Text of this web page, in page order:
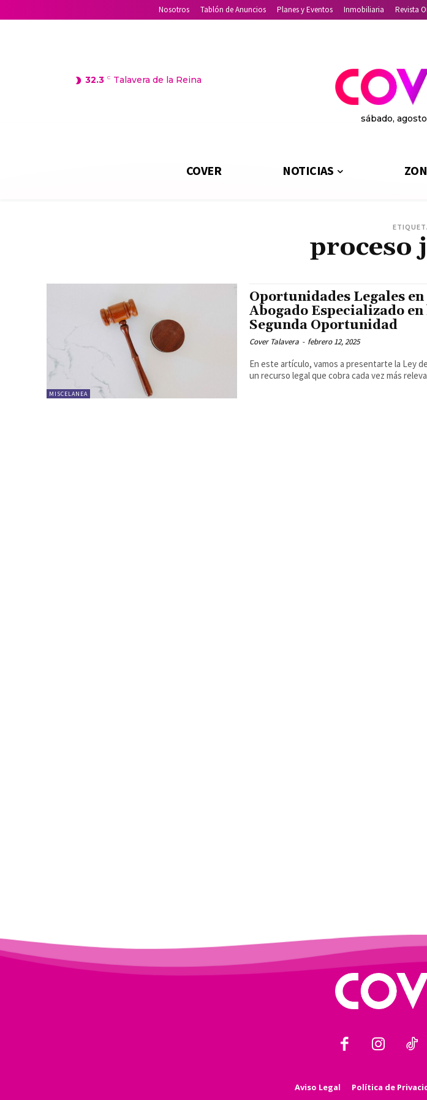
Nosotros Tablón de Anuncios Planes y Eventos Inmobiliaria Revista
32.3 C Talavera de la Reina
sábado,
COVER NOTICIAS
proceso
MISCELANEA
Oportunidades Legales
Abogado Especializado en
Segunda Oportunidad
Cover Talavera - febrero 12, 2025
En este artículo, vamos a presentarte la Ley
un recurso legal que cobra cada vez más
Aviso Legal Política de